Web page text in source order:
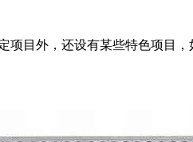
项目外，还设有某些特色项目